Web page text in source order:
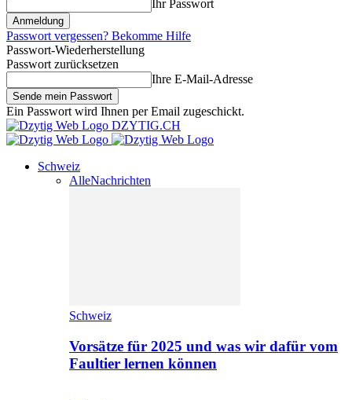
Ihr Passwort
Passwort vergessen? Bekomme Hilfe
Passwort-Wiederherstellung
Passwort zurücksetzen
Ihre E-Mail-Adresse
Ein Passwort wird Ihnen per Email zugeschickt.
DZYTIG.CH
Schweiz
AlleNachrichten
Schweiz
Vorsätze für 2025 und was wir dafür vom
Faultier lernen können